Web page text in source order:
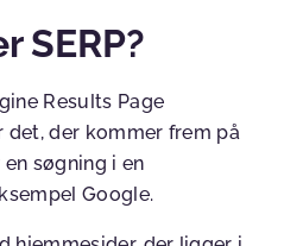
SERP?
Results Page
det, der kommer frem på
søgning i en
Google.